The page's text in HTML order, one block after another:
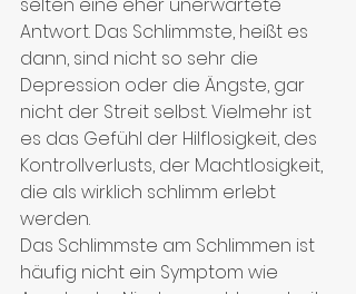
Antwort. Das Schlimmste, heißt es
dann, sind nicht so sehr die
Depression oder die Ängste, gar
nicht der Streit selbst. Vielmehr ist
es das Gefühl der Hilflosigkeit, des
Kontrollverlusts, der Machtlosigkeit,
die als wirklich schlimm erlebt
werden.
Das Schlimmste am Schlimmen ist
häufig nicht ein Symptom wie